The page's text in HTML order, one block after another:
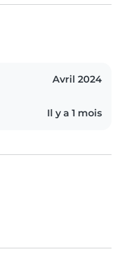
Avril 2024
Il y a 1 mois